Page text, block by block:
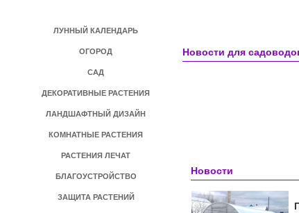
ЛУННЫЙ КАЛЕНДАРЬ
ОГОРОД
САД
ДЕКОРАТИВНЫЕ РАСТЕНИЯ
ЛАНДШАФТНЫЙ ДИЗАЙН
КОМНАТНЫЕ РАСТЕНИЯ
РАСТЕНИЯ ЛЕЧАТ
БЛАГОУСТРОЙСТВО
ЗАЩИТА РАСТЕНИЙ
Новости для
Новости